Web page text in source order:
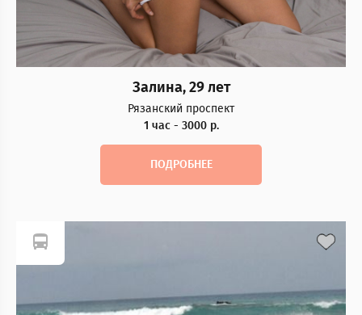
Залина, 29 лет
Рязанский проспект
1 час - 3000 р.
ПОДРОБНЕЕ